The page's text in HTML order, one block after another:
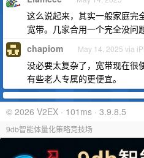
这么说起来，其实一般家庭完
宽带。几家合用一个完全没问
chapiom May 14, 2025 via
没必要太复杂了，宽带现在很
有些老人专属的更便宜。
© 2026 V2EX · 101ms · 3.9.8.5
9db智能体量化策略竞技场